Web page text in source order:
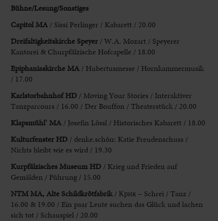
Bühne/Lesung/Sonstiges
Capitol MA / Sissi Perlinger / Kabarett / 20.00
Dreifaltigkeitskirche Speyer / W.A. Mozart / Speyerer
Kantorei & Churpfälzische Hofcapelle / 18.00
Epiphaniaskirche MA / Hubertusmesse / Hornkammermusik
/ 17.00
Karlstorbahnhof HD / Moving Your Stories / Interaktiver
Tanzparcours / 16.00 / Der Bouffon / Theaterstück / 20.00
Klapsmühl’ MA / Josefin Lössl / Historisches Kabarett / 18.00
Kulturfenster HD / denke.schön: Katie Freudenschuss /
Nichts bleibt wie es wird / 19.30
Kurpfälzisches Museum HD / Krieg und Frieden auf
Gemälden / Führung / 15.00
NTM MA, Alte Schildkrötfabrik/ Крик – Schrei / Tanz /
16.00 & 19.00 / Ein paar Leute suchen das Glück und lachen
sich tot / Schauspiel / 20.00